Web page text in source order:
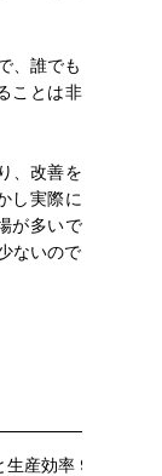
、誰でも
ことは非
、改善を
し実際に
が多いで
ないので
産効率 9/22